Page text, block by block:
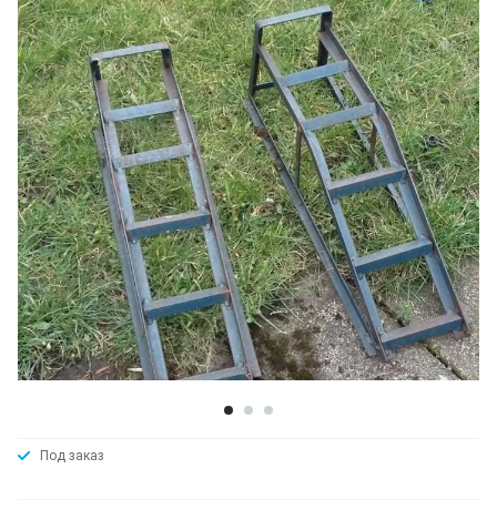
Под заказ